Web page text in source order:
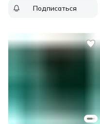
Подписаться